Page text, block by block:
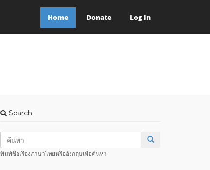
Home Donate Log in
Search
พิมพ์ชื่อเรื่องภาษาไทยหรืออังกฤษเพื่อค้นหา